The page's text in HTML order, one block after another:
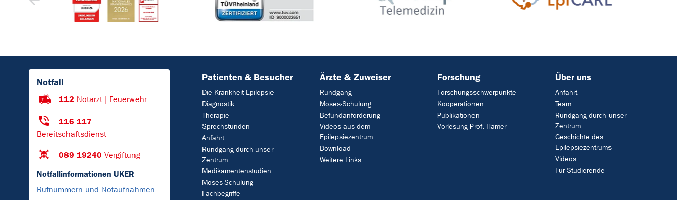
Notfall
112 Notarzt | Feuerwehr
116 117
Bereitschaftsdienst
089 19240 Vergiftung
Notfallinformationen UKER
Rufnummern und Notaufnahmen
Patienten & Besucher
Die Krankheit Epilepsie
Diagnostik
Therapie
Sprechstunden
Anfahrt
Rundgang durch unser
Zentrum
Medikamentenstudien
Moses-Schulung
Fachbegriffe
Ärzte & Zuweiser
Rundgang
Moses-Schulung
Befundanforderung
Videos aus dem
Epilepsiezentrum
Download
Weitere Links
Forschung
Forschungsschwerpunkte
Kooperationen
Publikationen
Vorlesung Prof. Hamer
Über uns
Anfahrt
Team
Rundgang durch unser
Zentrum
Geschichte des
Epilepsiezentrums
Videos
Für Studierende